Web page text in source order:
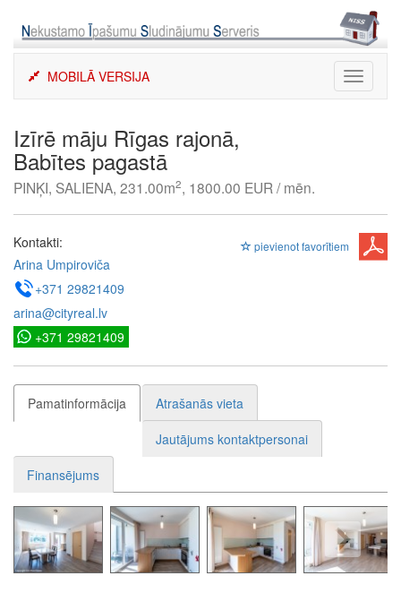
content
Toggle
MOBILĀ VERSIJA
Izīrē māju Rīgas rajonā,
Babītes pagastā
PINĶI, SALIENA, 231.00m2, 1800.00 EUR / mēn.
pievienot favorītiem
Kontakti:
Arina Umpiroviča
+371 29821409
arina@cityreal.lv
+371 29821409
Pamatinformācija
Atrašanās vieta
Jautājums kontaktpersonai
Finansējums